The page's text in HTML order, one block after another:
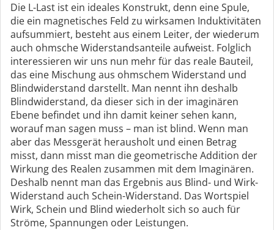
Die L-Last ist ein ideales Konstrukt, denn eine Spule,
die ein magnetisches Feld zu wirksamen Induktivitäten
aufsummiert, besteht aus einem Leiter, der wiederum
auch ohmsche Widerstandsanteile aufweist. Folglich
interessieren wir uns nun mehr für das reale Bauteil,
das eine Mischung aus ohmschem Widerstand und
Blindwiderstand darstellt. Man nennt ihn deshalb
Blindwiderstand, da dieser sich in der imaginären
Ebene befindet und ihn damit keiner sehen kann,
worauf man sagen muss – man ist blind. Wenn man
aber das Messgerät herausholt und einen Betrag
misst, dann misst man die geometrische Addition der
Wirkung des Realen zusammen mit dem Imaginären.
Deshalb nennt man das Ergebnis aus Blind- und Wirk-
Widerstand auch Schein-Widerstand. Das Wortspiel
Wirk, Schein und Blind wiederholt sich so auch für
Ströme, Spannungen oder Leistungen.